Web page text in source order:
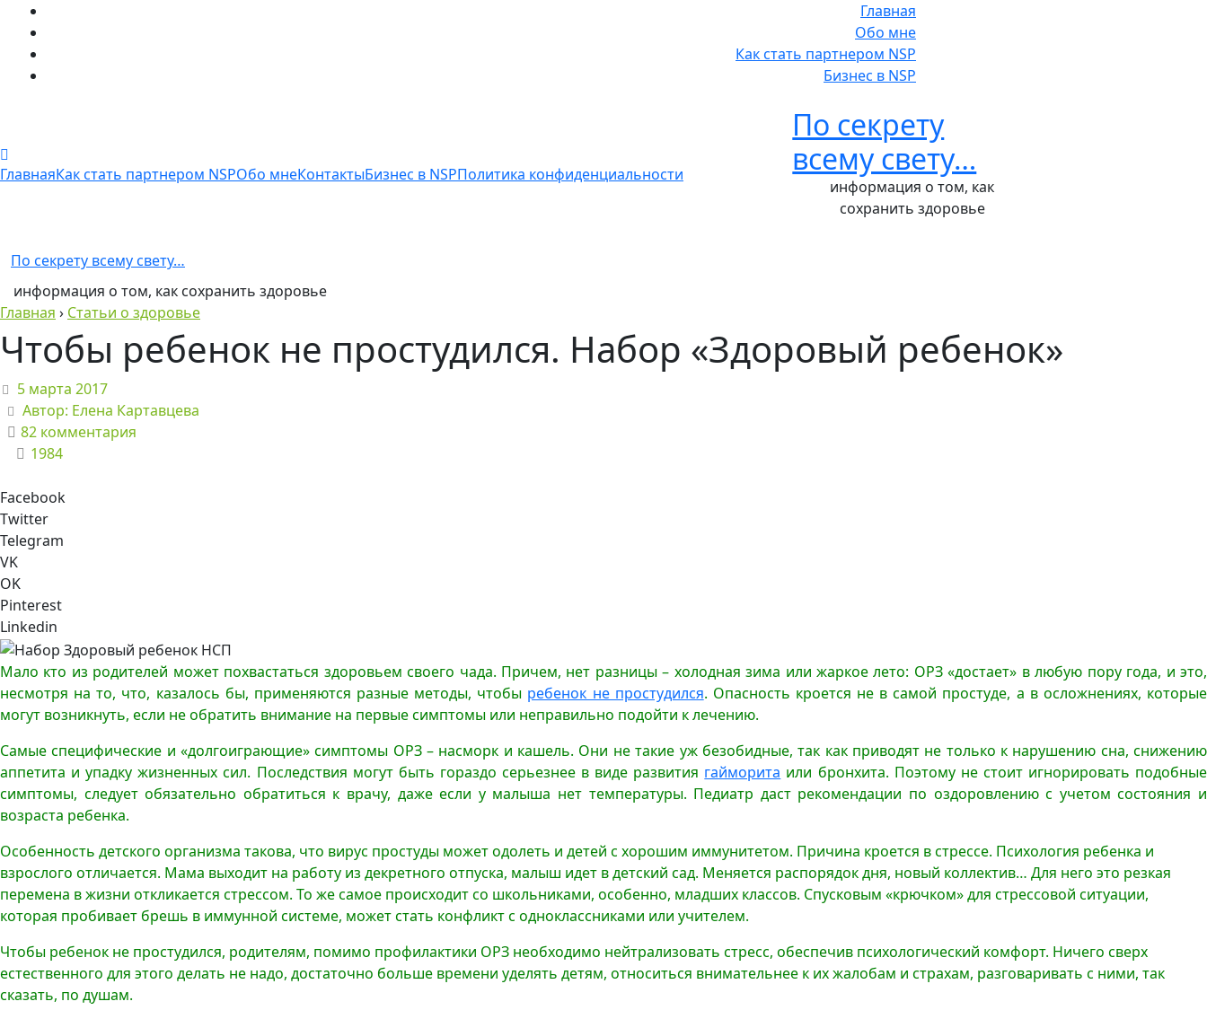
Главная
Обо мне
Как стать партнером NSP
Бизнес в NSP
ГлавнаяКак стать партнером NSPОбо мнеКонтактыБизнес в NSPПолитика конфиденциальности
По секрету
всему свету…
информация о том, как
сохранить здоровье
По секрету всему свету…
информация о том, как сохранить здоровье
Главная › Статьи о здоровье
Чтобы ребенок не простудился. Набор «Здоровый ребенок»
5 марта 2017
Автор: Елена Картавцева
82 комментария
1984
Facebook
Twitter
Telegram
VK
OK
Pinterest
Linkedin
Мало кто из родителей может похвастаться здоровьем своего чада. Причем, нет разницы – холодная зима или жаркое лето: ОРЗ «достает» в любую пору года, и это,
несмотря на то, что, казалось бы, применяются разные методы, чтобы ребенок не простудился. Опасность кроется не в самой простуде, а в осложнениях, которые
могут возникнуть, если не обратить внимание на первые симптомы или неправильно подойти к лечению.
Самые специфические и «долгоиграющие» симптомы ОРЗ – насморк и кашель. Они не такие уж безобидные, так как приводят не только к нарушению сна, снижению
аппетита и упадку жизненных сил. Последствия могут быть гораздо серьезнее в виде развития гайморита или бронхита. Поэтому не стоит игнорировать подобные
симптомы, следует обязательно обратиться к врачу, даже если у малыша нет температуры. Педиатр даст рекомендации по оздоровлению с учетом состояния и
возраста ребенка.
Особенность детского организма такова, что вирус простуды может одолеть и детей с хорошим иммунитетом. Причина кроется в стрессе. Психология ребенка и
взрослого отличается. Мама выходит на работу из декретного отпуска, малыш идет в детский сад. Меняется распорядок дня, новый коллектив… Для него это резкая
перемена в жизни откликается стрессом. То же самое происходит со школьниками, особенно, младших классов. Спусковым «крючком» для стрессовой ситуации,
которая пробивает брешь в иммунной системе, может стать конфликт с одноклассниками или учителем.
Чтобы ребенок не простудился, родителям, помимо профилактики ОРЗ необходимо нейтрализовать стресс, обеспечив психологический комфорт. Ничего сверх
естественного для этого делать не надо, достаточно больше времени уделять детям, относиться внимательнее к их жалобам и страхам, разговаривать с ними, так
сказать, по душам.